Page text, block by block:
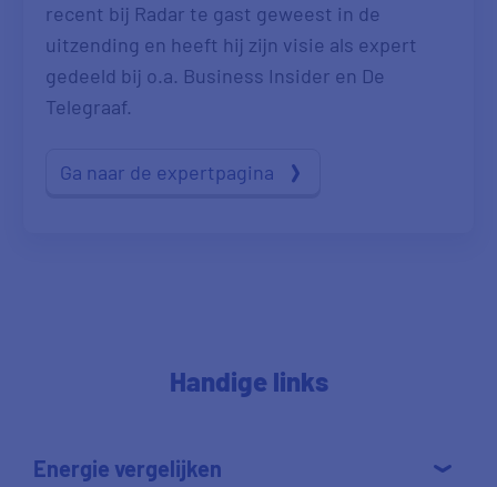
recent bij Radar te gast geweest in de
uitzending en heeft hij zijn visie als expert
gedeeld bij o.a. Business Insider en De
Telegraaf.
Ga naar de expertpagina
Handige links
Energie vergelijken